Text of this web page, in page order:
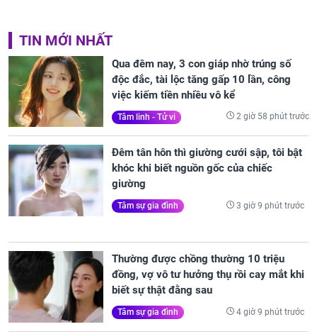
TIN MỚI NHẤT
Qua đêm nay, 3 con giáp nhờ trúng số
độc đắc, tài lộc tăng gấp 10 lần, công
việc kiếm tiền nhiều vô kể
Tâm linh - Tử vi 2 giờ 58 phút trước
Đêm tân hôn thì giường cưới sập, tôi bật
khóc khi biết nguồn gốc của chiếc
giường
Tâm sự gia đình 3 giờ 9 phút trước
Thường được chồng thường 10 triệu
đồng, vợ vô tư hưởng thụ rồi cay mắt khi
biết sự thật đằng sau
Tâm sự gia đình 4 giờ 9 phút trước